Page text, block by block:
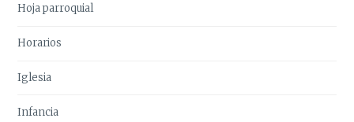
Hoja parroquial
Horarios
Iglesia
Infancia